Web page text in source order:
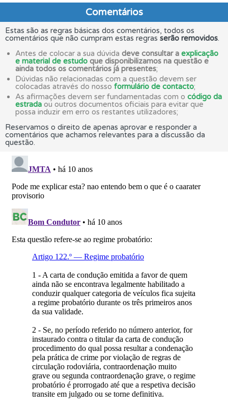
Comentários
Estas são as regras básicas dos comentários, todos os
comentários que não cumpram estas regras serão removidos.
Antes de colocar a sua dúvida deve consultar a explicação
e material de estudo que disponibilizamos na questão e
ainda todos os comentários já presentes;
Dúvidas não relacionadas com a questão devem ser
colocadas através do nosso formulário de contacto;
As afirmações devem ser fundamentadas com o código da
estrada ou outros documentos oficiais para evitar que
possa induzir em erro os restantes utilizadores;
Reservamos o direito de apenas aprovar e responder a
comentários que achamos relevantes para a discussão da
questão.